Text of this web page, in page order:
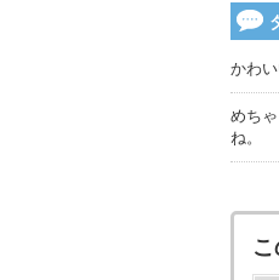
かわ
めち
ね。